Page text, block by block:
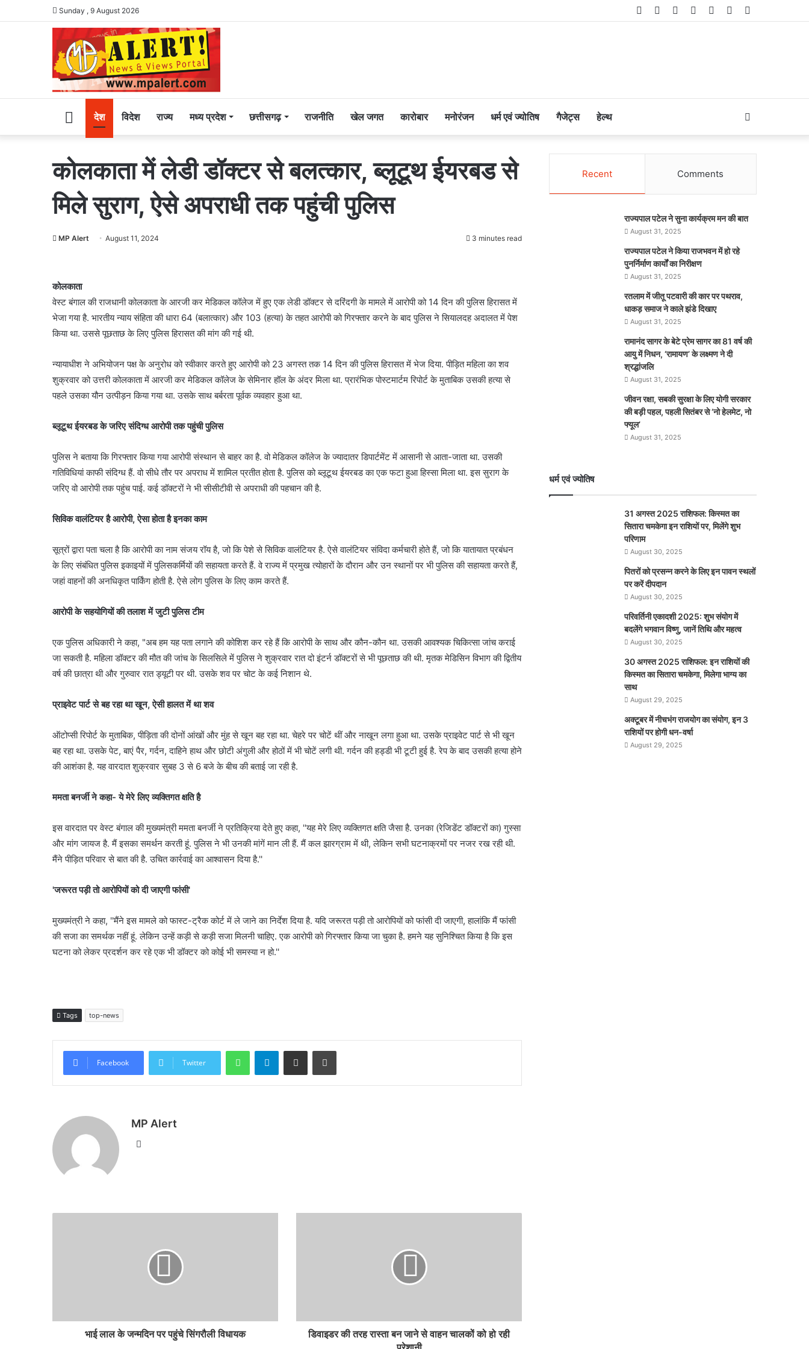
Sunday , 9 August 2026 Telegram
Instagram
YouTube
LinkedIn
Twitter
Facebook
Homeदेश विदेश राज्य मध्य प्रदेश छत्तीसगढ़ राजनीति खेल जगत कारोबार मनोरंजन धर्म एवं ज्योतिष गैजेट्स हेल्थ
for
कोलकाता में लेडी डॉक्टर से बलत्कार, ब्लूटूथ ईयरबड से
मिले सुराग, ऐसे अपराधी तक पहुंची पुलिस
MP Alert August 11, 2024 3 minutes read
कोलकाता
वेस्ट बंगाल की राजधानी कोलकाता के आरजी कर मेडिकल कॉलेज में हुए एक लेडी डॉक्टर से दरिंदगी के मामले में आरोपी को 14 दिन की पुलिस हिरासत में
भेजा गया है. भारतीय न्याय संहिता की धारा 64 (बलात्कार) और 103 (हत्या) के तहत आरोपी को गिरफ्तार करने के बाद पुलिस ने सियालदह अदालत में पेश
किया था. उससे पूछताछ के लिए पुलिस हिरासत की मांग की गई थी.
न्यायाधीश ने अभियोजन पक्ष के अनुरोध को स्वीकार करते हुए आरोपी को 23 अगस्त तक 14 दिन की पुलिस हिरासत में भेज दिया. पीड़ित महिला का शव
शुक्रवार को उत्तरी कोलकाता में आरजी कर मेडिकल कॉलेज के सेमिनार हॉल के अंदर मिला था. प्रारंभिक पोस्टमार्टम रिपोर्ट के मुताबिक उसकी हत्या से
पहले उसका यौन उत्पीड़न किया गया था. उसके साथ बर्बरता पूर्वक व्यवहार हुआ था.
ब्लूटूथ ईयरबड के जरिए संदिग्ध आरोपी तक पहुंची पुलिस
पुलिस ने बताया कि गिरफ्तार किया गया आरोपी संस्थान से बाहर का है. वो मेडिकल कॉलेज के ज्यादातर डिपार्टमेंट में आसानी से आता-जाता था. उसकी
गतिविधियां काफी संदिग्ध हैं. वो सीधे तौर पर अपराध में शामिल प्रतीत होता है. पुलिस को ब्लूटूथ ईयरबड का एक फटा हुआ हिस्सा मिला था. इस सुराग के
जरिए वो आरोपी तक पहुंच पाई. कई डॉक्टरों ने भी सीसीटीवी से अपराधी की पहचान की है.
सिविक वालंटियर है आरोपी, ऐसा होता है इनका काम
सूत्रों द्वारा पता चला है कि आरोपी का नाम संजय रॉय है, जो कि पेशे से सिविक वालंटियर है. ऐसे वालंटियर संविदा कर्मचारी होते हैं, जो कि यातायात प्रबंधन
के लिए संबंधित पुलिस इकाइयों में पुलिसकर्मियों की सहायता करते हैं. वे राज्य में प्रमुख त्योहारों के दौरान और उन स्थानों पर भी पुलिस की सहायता करते हैं,
जहां वाहनों की अनधिकृत पार्किंग होती है. ऐसे लोग पुलिस के लिए काम करते हैं.
आरोपी के सहयोगियों की तलाश में जुटी पुलिस टीम
एक पुलिस अधिकारी ने कहा, "अब हम यह पता लगाने की कोशिश कर रहे हैं कि आरोपी के साथ और कौन-कौन था. उसकी आवश्यक चिकित्सा जांच कराई
जा सकती है. महिला डॉक्टर की मौत की जांच के सिलसिले में पुलिस ने शुक्रवार रात दो इंटर्न डॉक्टरों से भी पूछताछ की थी. मृतक मेडिसिन विभाग की द्वितीय
वर्ष की छात्रा थी और गुरुवार रात ड्यूटी पर थी. उसके शव पर चोट के कई निशान थे.
प्राइवेट पार्ट से बह रहा था खून, ऐसी हालत में था शव
ऑटोप्सी रिपोर्ट के मुताबिक, पीड़िता की दोनों आंखों और मुंह से खून बह रहा था. चेहरे पर चोटें थीं और नाखून लगा हुआ था. उसके प्राइवेट पार्ट से भी खून
बह रहा था. उसके पेट, बाएं पैर, गर्दन, दाहिने हाथ और छोटी अंगुली और होठों में भी चोटें लगी थी. गर्दन की हड्डी भी टूटी हुई है. रेप के बाद उसकी हत्या होने
की आशंका है. यह वारदात शुक्रवार सुबह 3 से 6 बजे के बीच की बताई जा रही है.
ममता बनर्जी ने कहा- ये मेरे लिए व्यक्तिगत क्षति है
इस वारदात पर वेस्ट बंगाल की मुख्यमंत्री ममता बनर्जी ने प्रतिक्रिया देते हुए कहा, ''यह मेरे लिए व्यक्तिगत क्षति जैसा है. उनका (रेजिडेंट डॉक्टरों का) गुस्सा
और मांग जायज है. मैं इसका समर्थन करती हूं. पुलिस ने भी उनकी मांगें मान ली हैं. मैं कल झारग्राम में थी, लेकिन सभी घटनाक्रमों पर नजर रख रही थी.
मैंने पीड़ित परिवार से बात की है. उचित कार्रवाई का आश्वासन दिया है.''
'जरूरत पड़ी तो आरोपियों को दी जाएगी फांसी'
मुख्यमंत्री ने कहा, ''मैंने इस मामले को फास्ट-ट्रैक कोर्ट में ले जाने का निर्देश दिया है. यदि जरूरत पड़ी तो आरोपियों को फांसी दी जाएगी, हालांकि मैं फांसी
की सजा का समर्थक नहीं हूं. लेकिन उन्हें कड़ी से कड़ी सजा मिलनी चाहिए. एक आरोपी को गिरफ्तार किया जा चुका है. हमने यह सुनिश्चित किया है कि इस
घटना को लेकर प्रदर्शन कर रहे एक भी डॉक्टर को कोई भी समस्या न हो.''
Tags top-news
Facebook Twitter
WhatsAppTelegramShare via Email Print
MP Alert
Website
भाई लाल के जन्मदिन पर पहुंचे सिंगरौली विधायक
डिवाइडर की तरह रास्ता बन जाने से वाहन चालकों को हो रही
Recent Comments
राज्यपाल पटेल ने सुना कार्यक्रम मन की बात
August 31, 2025
राज्यपाल पटेल ने किया राजभवन में हो रहे
पुनर्निर्माण कार्यों का निरीक्षण
August 31, 2025
रतलाम में जीतू पटवारी की कार पर पथराव,
धाकड़ समाज ने काले झंडे दिखाए
August 31, 2025
रामानंद सागर के बेटे प्रेम सागर का 81 वर्ष की
आयु में निधन, ‘रामायण’ के लक्ष्मण ने दी
श्रद्धांजलि
August 31, 2025
जीवन रक्षा, सबकी सुरक्षा के लिए योगी सरकार
की बड़ी पहल, पहली सितंबर से ‘नो हेलमेट, नो
फ्यूल’
August 31, 2025
धर्म एवं ज्योतिष
31 अगस्त 2025 राशिफल: किस्मत का
सितारा चमकेगा इन राशियों पर, मिलेंगे शुभ
परिणाम
August 30, 2025
पितरों को प्रसन्न करने के लिए इन पावन स्थलों
पर करें दीपदान
August 30, 2025
परिवर्तिनी एकादशी 2025: शुभ संयोग में
बदलेंगे भगवान विष्णु, जानें तिथि और महत्व
August 30, 2025
30 अगस्त 2025 राशिफल: इन राशियों की
किस्मत का सितारा चमकेगा, मिलेगा भाग्य का
साथ
August 29, 2025
अक्टूबर में नीचभंग राजयोग का संयोग, इन 3
राशियों पर होगी धन-वर्षा
August 29, 2025